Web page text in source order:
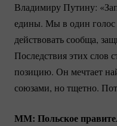
Владимиру Путину:
едины. Мы в один голос
действовать сообща,
Последствия этих слов
позицию. Он мечтает
союзами, но тщетно.
ММ: Польское